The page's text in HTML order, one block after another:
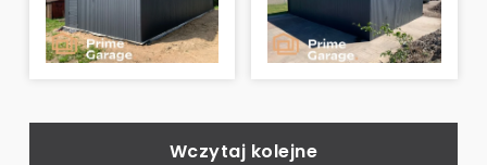
Wczytaj kolejne